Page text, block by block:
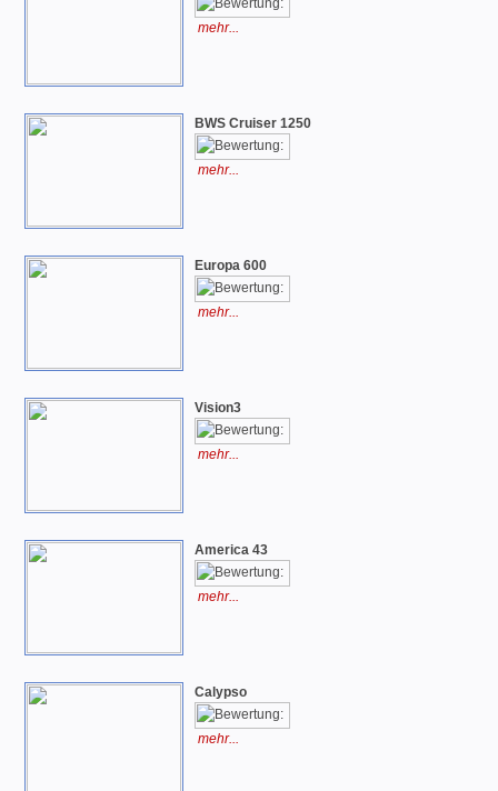
mehr...
BWS Cruiser 1250
mehr...
Europa 600
mehr...
Vision3
mehr...
America 43
mehr...
Calypso
mehr...